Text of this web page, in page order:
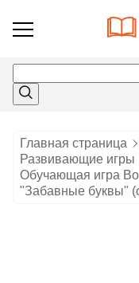
Открыть
Главная страница
Развивающие игры
Обучающая игра
"Забавные буквы"